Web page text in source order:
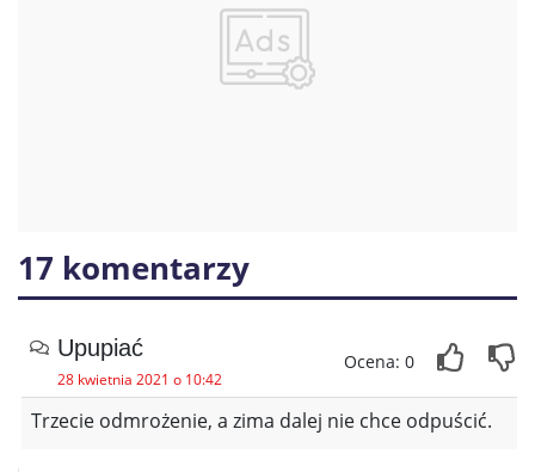
17 komentarzy
Upupiać
28 kwietnia 2021 o 10:42
Ocena: 0
Trzecie odmrożenie, a zima dalej nie chce odpuścić.